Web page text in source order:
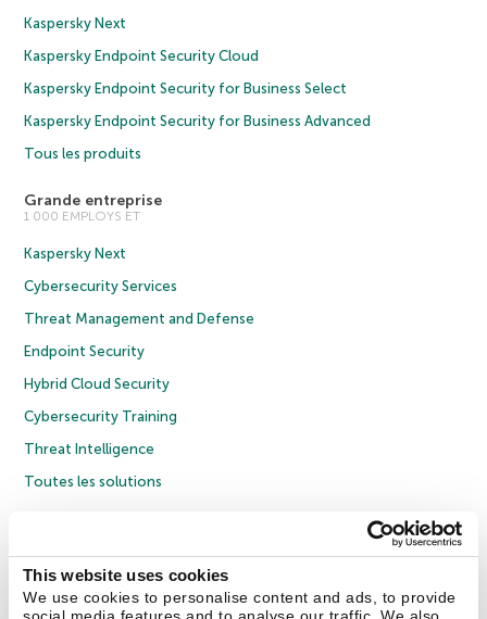
This website uses cookies
We use cookies to personalise content and ads, to provide
Kaspersky Next
Kaspersky Endpoint Security Cloud
Kaspersky Endpoint Security for Business Select
Kaspersky Endpoint Security for Business Advanced
Tous les produits
Grande entreprise
1 000 EMPLOYS ET
Kaspersky Next
Cybersecurity Services
Threat Management and Defense
Endpoint Security
Hybrid Cloud Security
Cybersecurity Training
Threat Intelligence
Toutes les solutions
Politique de confidentialité
Politique anticorruption
Contrat de licence grand public
Contrat de licence entreprises
Cookies